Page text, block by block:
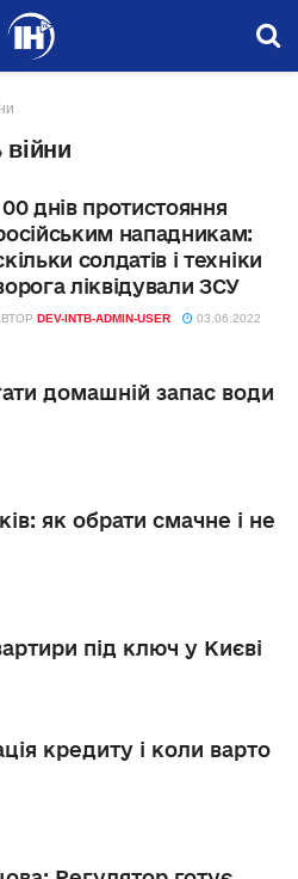
війни
днів протистояння
нападникам:
солдатів і техніки
ліквідували ЗСУ
DEV-INTB-ADMIN-USER 03.06.2022
домашній запас води
як обрати смачне і не
під ключ у Києві
кредиту і коли варто